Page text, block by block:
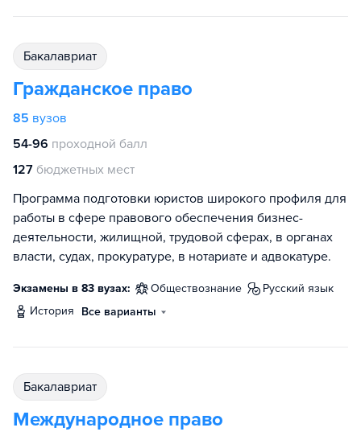
бакалавриат
Гражданское право
85 вузов
54-96 проходной балл
127 бюджетных мест
Программа подготовки юристов широкого профиля для
работы в сфере правового обеспечения бизнес-
деятельности, жилищной, трудовой сферах, в органах
власти, судах, прокуратуре, в нотариате и адвокатуре.
Экзамены в 83 вузах: обществознание
русский язык
история
Все варианты
бакалавриат
Международное право